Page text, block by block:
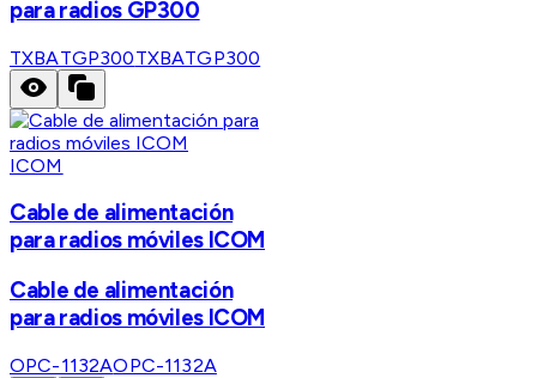
para radios GP300
TXBATGP300TXBATGP300
ICOM
Cable de alimentación
para radios móviles ICOM
Cable de alimentación
para radios móviles ICOM
OPC-1132AOPC-1132A